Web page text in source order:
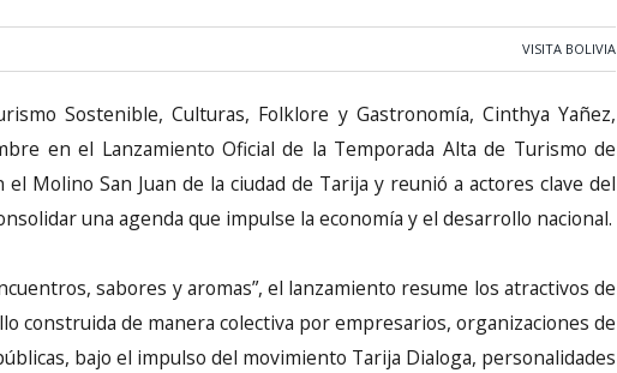
VISITA BOLIVIA
Sostenible, Culturas, Folklore y Gastronomía, Cinthya Yañez,
en el Lanzamiento Oficial de la Temporada Alta de Turismo de
Molino San Juan de la ciudad de Tarija y reunió a actores clave del
una agenda que impulse la economía y el desarrollo nacional.
sabores y aromas”, el lanzamiento resume los atractivos de
construida de manera colectiva por empresarios, organizaciones de
bajo el impulso del movimiento Tarija Dialoga, personalidades